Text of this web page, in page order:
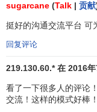
sugarcane (Talk | 贡献
挺好的沟通交流平台 可
回复评论
219.130.60.* 在 2016
看了一下很多人的评论
交流！这样的模式好棒！